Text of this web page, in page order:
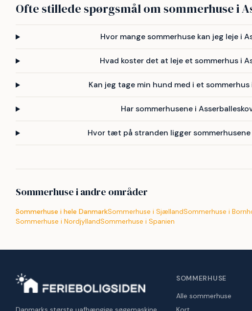
Ofte stillede spørgsmål om sommerhuse i
Hvor mange sommerhuse kan jeg leje i
Hvad koster det at leje et sommerhus i
Kan jeg tage min hund med i et sommerhus
Har sommerhusene i
Hvor tæt på stranden ligger sommerhusene
Sommerhuse i andre områder
Sommerhuse i hele DanmarkSommerhuse i SjællandSommerhuse i
Sommerhuse i NordjyllandSommerhuse i Spanien
SOMMERHUSE
Alle sommerhuse